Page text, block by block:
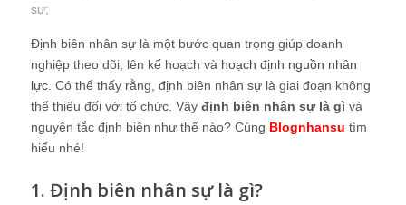
sự;
Định biên nhân sự là một bước quan trọng giúp doanh
nghiệp theo dõi, lên kế hoạch và hoạch định nguồn nhân
lực . Có thể thấy rằng, định biên nhân sự là giai đoạn không
thể thiếu đối với tổ chức. Vậy định biên nhân sự là gì và
nguyên tắc định biên như thế nào? Cùng Blognhansu tìm
hiểu nhé!
1. Định biên nhân sự là gì?